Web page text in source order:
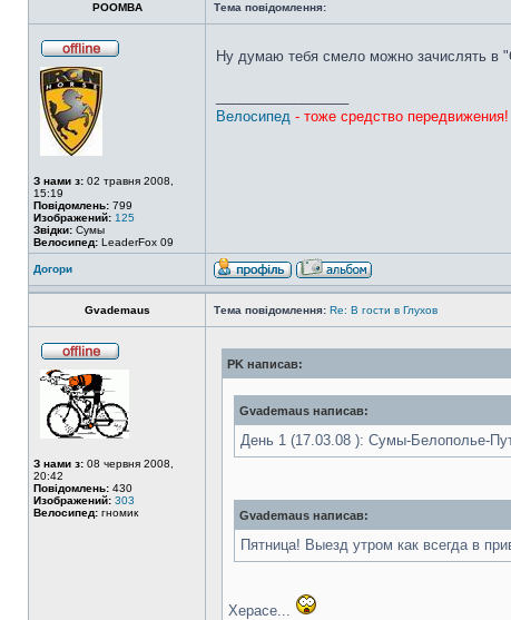
POOMBA Тема повідомлення:
З нами з: 02 травня 2008,
15:19
Повідомлень: 799
Изображений: 125
Звідки: Сумы
Велосипед: LeaderFox 09
Ну думаю тебя смело можно зачислять в
Велосипед - тоже средство передвижения!
Догори
Gvademaus Тема повідомлення: Re: В гости в Глухов
З нами з: 08 червня 2008,
20:42
Повідомлень: 430
Изображений: 303
Велосипед: гномик
PK написав:
Gvademaus написав:
День 1 (17.03.08 ): Сумы-Белополье-
Gvademaus написав:
Пятница! Выезд утром как всегда в
Херасе...